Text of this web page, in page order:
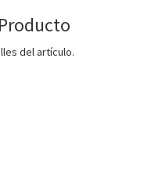
del artículo.